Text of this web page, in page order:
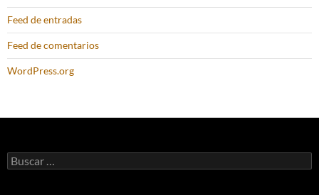
Feed de entradas
Feed de comentarios
WordPress.org
Buscar: